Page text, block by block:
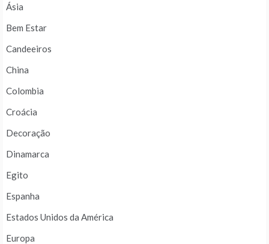
Ásia
Bem Estar
Candeeiros
China
Colombia
Croácia
Decoração
Dinamarca
Egito
Espanha
Estados Unidos da América
Europa